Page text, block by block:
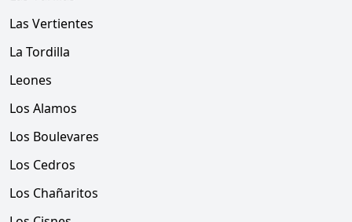
Las Vertientes
La Tordilla
Leones
Los Alamos
Los Boulevares
Los Cedros
Los Chañaritos